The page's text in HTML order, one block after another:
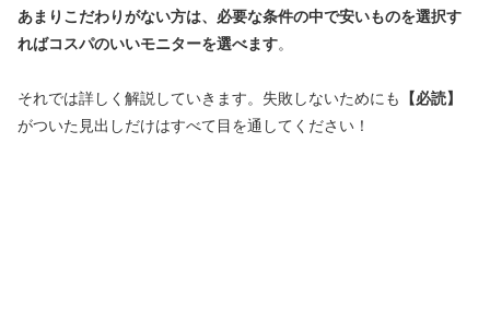
あまりこだわりがない方は、必要な条件の中で安いものを選択す
ればコスパのいいモニターを選べます。
それでは詳しく解説していきます。失敗しないためにも
【必読】
がついた見出しだけはすべて目を通してください！